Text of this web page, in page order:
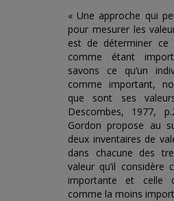
« Une approche qui
pour mesurer les
est de déterminer ce
comme étant
savons ce qu’un
comme important,
que sont ses
Descombes, 1977,
Gordon propose au
deux inventaires de
dans chacune des
valeur qu’il considère
importante et celle
comme la moins